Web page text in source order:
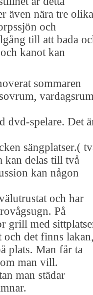
även nära tre olika
och
till att bada
kanot kan
sommaren
dvd-spelare. Det
sängplatser.(
kan delas till två
kan någon
och har
På
grill med
och det finns
plats. Man får ta
man vill.
man städar